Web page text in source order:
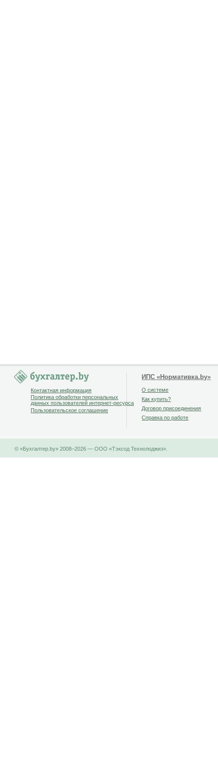
Контактная информация
Политика обработки персональных
данных пользователей интернет-ресурса
Пользовательское соглашение
ИПС «Нормативка.by»
О системе
Как купить?
Договор присоединения
Справка по работе
© «Бухгалтер.by» 2008–2026 — ООО «Тэксод Технолоджиз».